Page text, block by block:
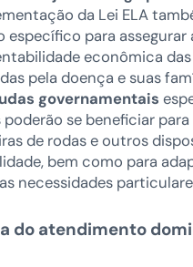
da Lei ELA
específico para assegurar
econômica das
pela doença e suas
governamentais
poderão se beneficiar
de rodas e outros
bem como para
necessidades
do atendimento